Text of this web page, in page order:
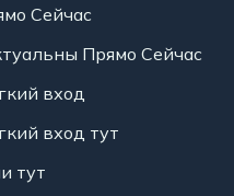
Сейчас
Прямо Сейчас
вход
вход тут
тут